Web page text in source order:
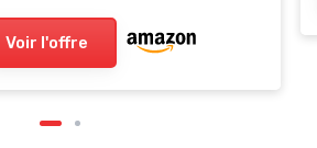
Voir l'offre